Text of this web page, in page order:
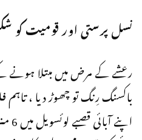
نسل پرستی اور قومیت کو
رعشے کے مرض میں مبتلا ہونے
باکسنگ رِنگ تو چھوڑ دیا ، تاہم